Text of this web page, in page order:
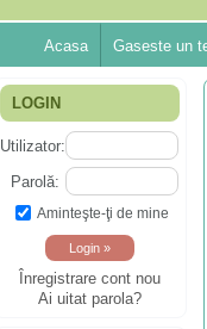
Acasa Gaseste un
LOGIN
Utilizator:
Parolă:
Aminteşte-ţi de mine
Înregistrare cont nou
Ai uitat parola?